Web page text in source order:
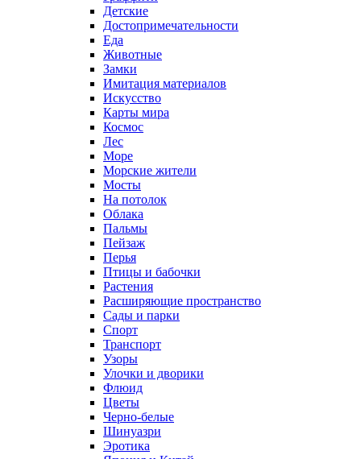
Детские
Достопримечательности
Еда
Животные
Замки
Имитация материалов
Искусство
Карты мира
Космос
Лес
Море
Морские жители
Мосты
На потолок
Облака
Пальмы
Пейзаж
Перья
Птицы и бабочки
Растения
Расширяющие пространство
Сады и парки
Спорт
Транспорт
Узоры
Улочки и дворики
Флюид
Цветы
Черно-белые
Шинуазри
Эротика